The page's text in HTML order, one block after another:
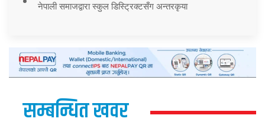
नेपाली समाजद्वारा स्कुल डिस्ट्रिक्टसँग अन्तरकृया
सम्बन्धित खवर